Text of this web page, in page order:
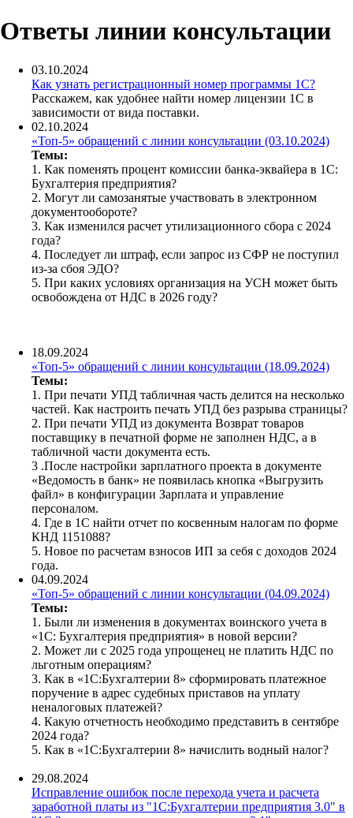
Ответы линии консультации
03.10.2024
Как узнать регистрационный номер программы 1С?
Расскажем, как удобнее найти номер лицензии 1С в
зависимости от вида поставки.
02.10.2024
«Топ-5» обращений с линии консультации (03.10.2024)
Темы:
1. Как поменять процент комиссии банка-эквайера в 1С:
Бухгалтерия предприятия?
2. Могут ли самозанятые участвовать в электронном
документообороте?
3. Как изменился расчет утилизационного сбора с 2024
года?
4. Последует ли штраф, если запрос из СФР не поступил
из-за сбоя ЭДО?
5. При каких условиях организация на УСН может быть
освобождена от НДС в 2026 году?
18.09.2024
«Топ-5» обращений с линии консультации (18.09.2024)
Темы:
1. При печати УПД табличная часть делится на несколько
частей. Как настроить печать УПД без разрыва страницы?
2. При печати УПД из документа Возврат товаров
поставщику в печатной форме не заполнен НДС, а в
табличной части документа есть.
3 .После настройки зарплатного проекта в документе
«Ведомость в банк» не появилась кнопка «Выгрузить
файл» в конфигурации Зарплата и управление
персоналом.
4. Где в 1С найти отчет по косвенным налогам по форме
КНД 1151088?
5. Новое по расчетам взносов ИП за себя с доходов 2024
года.
04.09.2024
«Топ-5» обращений с линии консультации (04.09.2024)
Темы:
1. Были ли изменения в документах воинского учета в
«1С: Бухгалтерия предприятия» в новой версии?
2. Может ли с 2025 года упрощенец не платить НДС по
льготным операциям?
3. Как в «1С:Бухгалтерии 8» сформировать платежное
поручение в адрес судебных приставов на уплату
неналоговых платежей?
4. Какую отчетность необходимо представить в сентябре
2024 года?
5. Как в «1С:Бухгалтерии 8» начислить водный налог?
29.08.2024
Исправление ошибок после перехода учета и расчета
заработной платы из "1С:Бухгалтерии предприятия 3.0" в